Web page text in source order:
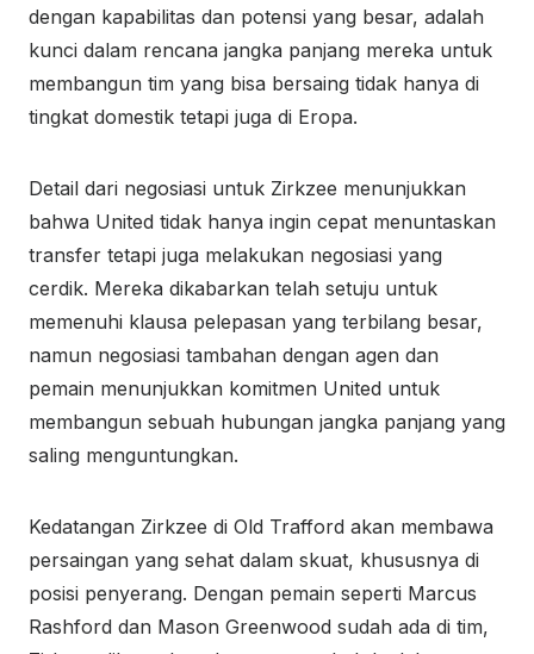
dengan kapabilitas dan potensi yang besar, adalah
kunci dalam rencana jangka panjang mereka untuk
membangun tim yang bisa bersaing tidak hanya di
tingkat domestik tetapi juga di Eropa.
Detail dari negosiasi untuk Zirkzee menunjukkan
bahwa United tidak hanya ingin cepat menuntaskan
transfer tetapi juga melakukan negosiasi yang
cerdik. Mereka dikabarkan telah setuju untuk
memenuhi klausa pelepasan yang terbilang besar,
namun negosiasi tambahan dengan agen dan
pemain menunjukkan komitmen United untuk
membangun sebuah hubungan jangka panjang yang
saling menguntungkan.
Kedatangan Zirkzee di Old Trafford akan membawa
persaingan yang sehat dalam skuat, khususnya di
posisi penyerang. Dengan pemain seperti Marcus
Rashford dan Mason Greenwood sudah ada di tim,